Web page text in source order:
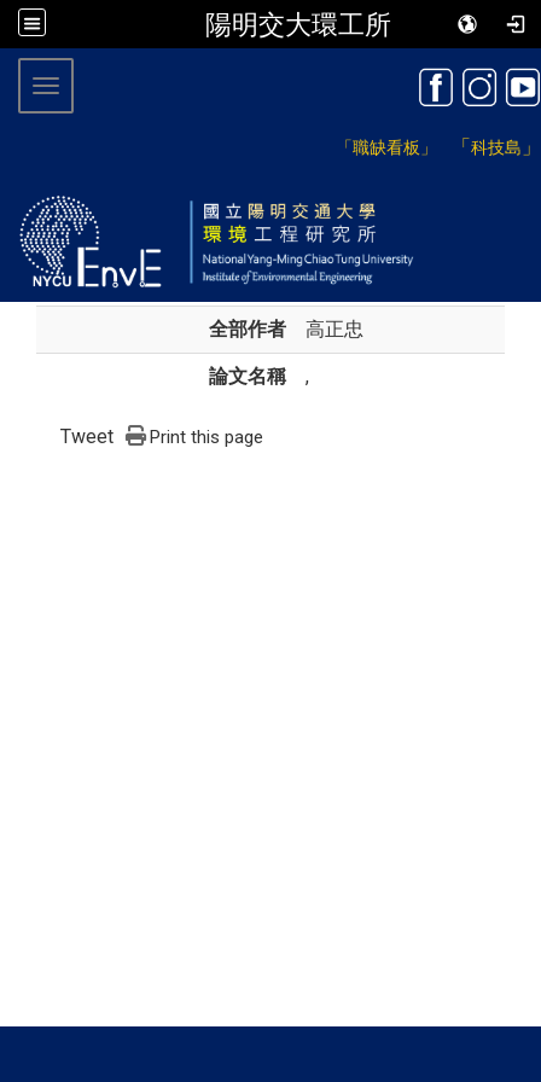
陽明交大環工所
「職缺看板」 「科技島 」
Toggle navigation
全部作者 高正忠
論文名稱 ,
Tweet Print this page